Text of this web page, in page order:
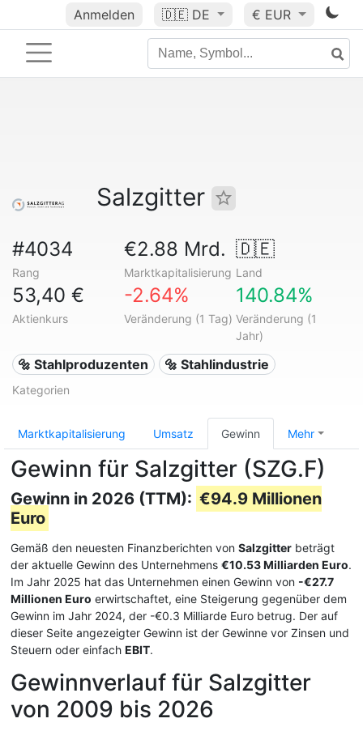
Anmelden 🇩🇪 DE € EUR
Salzgitter
#4034
Rang
€2.88 Mrd.
Marktkapitalisierung
🇩🇪
Land
53,40 €
Aktienkurs
-2.64%
Veränderung (1 Tag)
140.84%
Veränderung (1
Jahr)
🔩 Stahlproduzenten 🔩 Stahlindustrie
Kategorien
Marktkapitalisierung Umsatz Gewinn Mehr
Gewinn für Salzgitter (SZG.F)
Gewinn in 2026 (TTM): €94.9 Millionen
Euro
Gemäß den neuesten Finanzberichten von Salzgitter beträgt
der aktuelle Gewinn des Unternehmens €10.53 Milliarden Euro.
Im Jahr 2025 hat das Unternehmen einen Gewinn von -€27.7
Millionen Euro erwirtschaftet, eine Steigerung gegenüber dem
Gewinn im Jahr 2024, der -€0.3 Milliarde Euro betrug. Der auf
dieser Seite angezeigter Gewinn ist der Gewinne vor Zinsen und
Steuern oder einfach EBIT.
Gewinnverlauf für Salzgitter
von 2009 bis 2026